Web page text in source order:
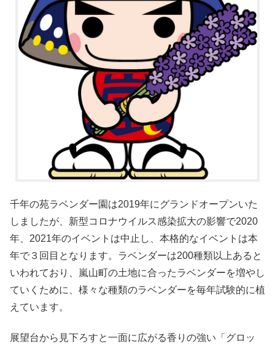
千年の苑ラベンダー園は2019年にグランドオープンいた
しましたが、新型コロナウイルス感染拡大の影響で2020
年、2021年のイベントは中止し、本格的なイベントは本
年で３回目となります。ラベンダーは200種類以上あると
いわれており、嵐山町の土地に合ったラベンダーを増やし
ていくために、様々な種類のラベンダーを毎年試験的に植
えています。
展望台から見下ろすと一面に広がる香りの強い「グロッ